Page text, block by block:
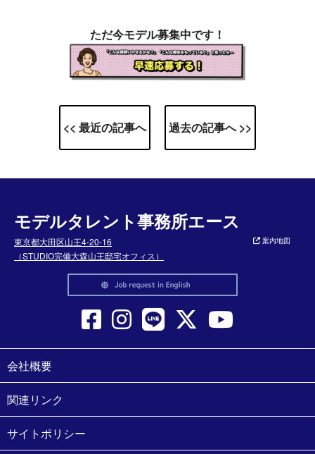
ただ今モデル募集中です！
<< 最近の記事へ 過去の記事へ >>
モデルタレント事務所エース
東京都大田区山王4-20-16
（STUDIO完備大森山王邸宅オフィス）
案内地図
会社概要
関連リンク
サイトポリシー